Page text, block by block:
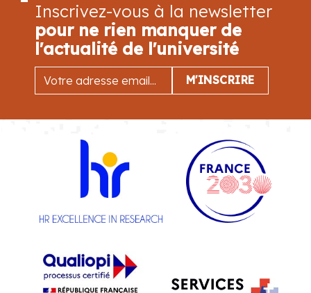
Inscrivez-vous à la newsletter
pour ne rien manquer de
l'actualité de l'université